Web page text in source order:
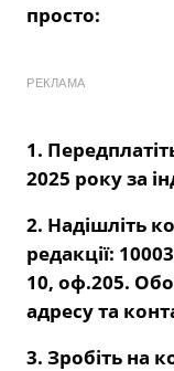
просто:
РЕКЛАМА
1.
2025 року за
2. Надішліть
редакції:
10, оф.205.
адресу та
3. Зробіть на